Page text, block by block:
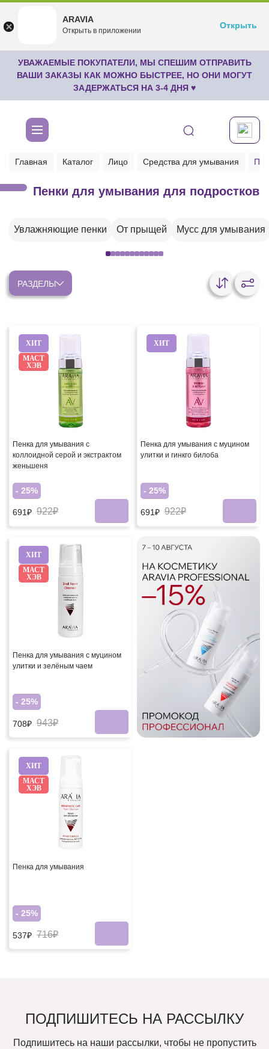
undefined
Бесплатноru.aravia.new
Открыть
УВАЖАЕМЫЕ ПОКУПАТЕЛИ, МЫ СПЕШИМ ОТПРАВИТЬ
ВАШИ ЗАКАЗЫ КАК МОЖНО БЫСТРЕЕ, НО ОНИ МОГУТ
ЗАДЕРЖАТЬСЯ НА 3-4 ДНЯ ♥
Главная Каталог Лицо Средства для умывания
Пенки для умывания для подростков
Увлажняющие пенки От прыщей Мусс для умывания
РАЗДЕЛЫ
ХИТ
МАСТ
ХЭВ
Пенка для умывания с
коллоидной серой и экстрактом
женьшеня
- 25%
691₽ 922₽
ХИТ
Пенка для умывания с муцином
улитки и гинкго билоба
- 25%
691₽ 922₽
ХИТ
МАСТ
ХЭВ
Пенка для умывания с муцином
улитки и зелёным чаем
- 25%
708₽ 943₽
ХИТ
МАСТ
ХЭВ
Пенка для умывания
- 25%
537₽ 716₽
ПОДПИШИТЕСЬ НА РАССЫЛКУ
Подпишитесь на наши рассылки, чтобы не пропустить
ARAVIA
Открыть в приложении
Открыть